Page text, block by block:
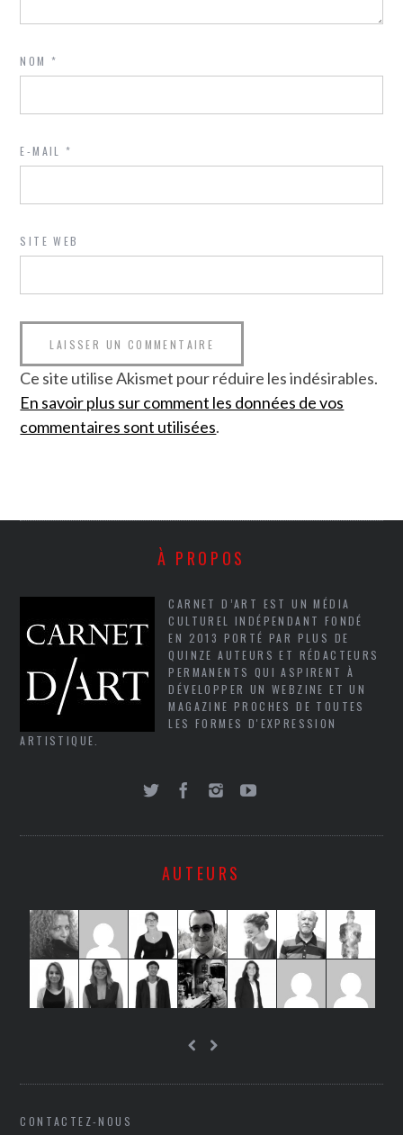
NOM*
E-MAIL*
SITE WEB
Ce site utilise Akismet pour réduire les indésirables.
En savoir plus sur comment les données de vos
commentaires sont utilisées.
À PROPOS
CARNET D’ART EST UN MÉDIA
CULTUREL INDÉPENDANT FONDÉ
EN 2013 PORTÉ PAR PLUS DE
QUINZE AUTEURS ET RÉDACTEURS
PERMANENTS QUI ASPIRENT À
DÉVELOPPER UN WEBZINE ET UN
MAGAZINE PROCHES DE TOUTES
LES FORMES D'EXPRESSION
ARTISTIQUE.
AUTEURS
CONTACTEZ-NOUS